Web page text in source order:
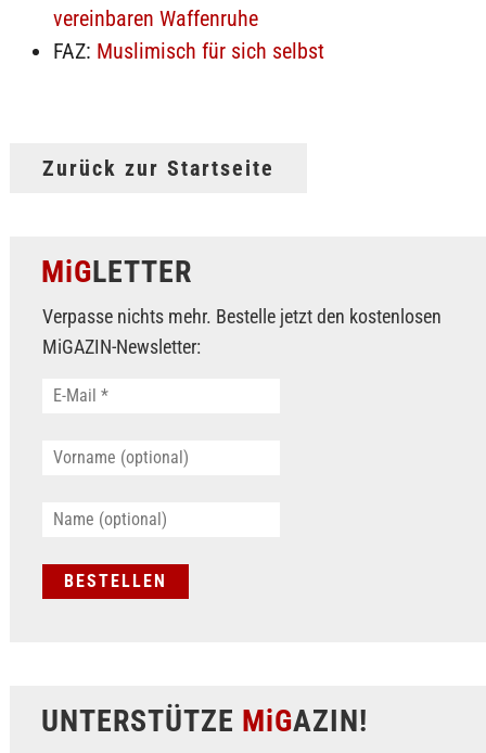
vereinbaren Waffenruhe
FAZ: Muslimisch für sich selbst
Zurück zur Startseite
MiGLETTER
Verpasse nichts mehr. Bestelle jetzt den kostenlosen
MiGAZIN-Newsletter:
UNTERSTÜTZE MiGAZIN!